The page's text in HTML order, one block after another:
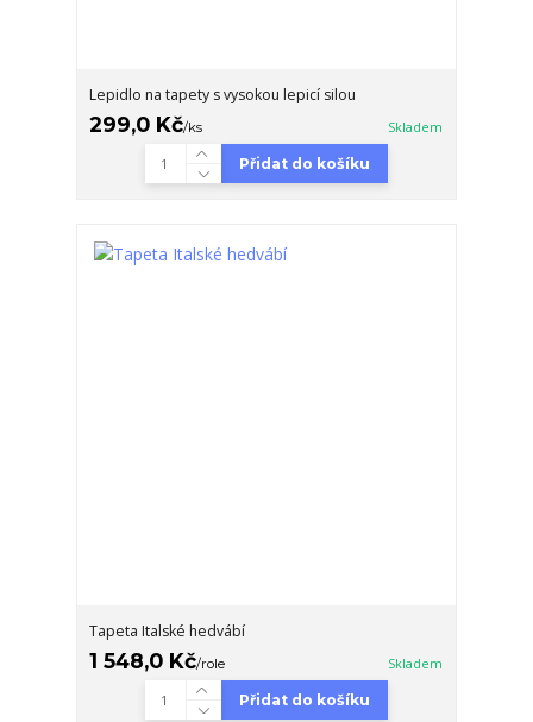
Lepidlo na tapety s vysokou lepicí silou
299,0 Kč/ks Skladem
Přidat do košíku
Tapeta Italské hedvábí
1 548,0 Kč/role Skladem
Přidat do košíku